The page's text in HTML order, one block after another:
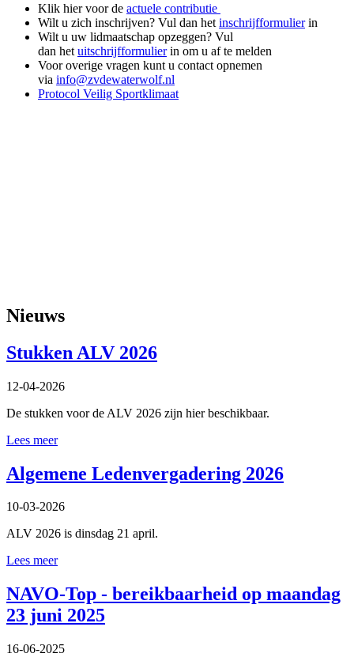
Klik hier voor de actuele contributie
Wilt u zich inschrijven? Vul dan het inschrijfformulierin
Wilt u uw lidmaatschap opzeggen? Vul
dan het uitschrijfformulierin om u af te melden
Voor overige vragen kunt u contact opnemen
via info@zvdewaterwolf.nl
Protocol Veilig Sportklimaat
Nieuws
Stukken ALV 2026
12-04-2026
De stukken voor de ALV 2026 zijn hier beschikbaar.
Lees meer
Algemene Ledenvergadering 2026
10-03-2026
ALV 2026 is dinsdag 21 april.
Lees meer
NAVO-Top - bereikbaarheid op maandag
23 juni 2025
16-06-2025